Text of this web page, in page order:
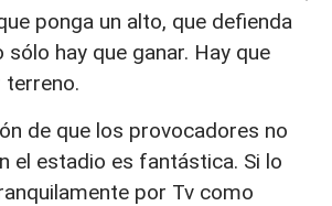
ponga un alto, que defienda
sólo hay que ganar. Hay que
terreno.
de que los provocadores no
el estadio es fantástica. Si lo
por Tv como